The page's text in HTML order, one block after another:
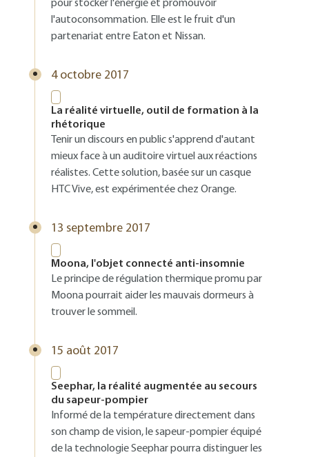
pour stocker l'énergie et promouvoir
l'autoconsommation. Elle est le fruit d'un
partenariat entre Eaton et Nissan.
4 octobre 2017
La réalité virtuelle, outil de formation à la
rhétorique
Tenir un discours en public s'apprend d'autant
mieux face à un auditoire virtuel aux réactions
réalistes. Cette solution, basée sur un casque
HTC Vive, est expérimentée chez Orange.
13 septembre 2017
Moona, l'objet connecté anti-insomnie
Le principe de régulation thermique promu par
Moona pourrait aider les mauvais dormeurs à
trouver le sommeil.
15 août 2017
Seephar, la réalité augmentée au secours
du sapeur-pompier
Informé de la température directement dans
son champ de vision, le sapeur-pompier équipé
de la technologie Seephar pourra distinguer les